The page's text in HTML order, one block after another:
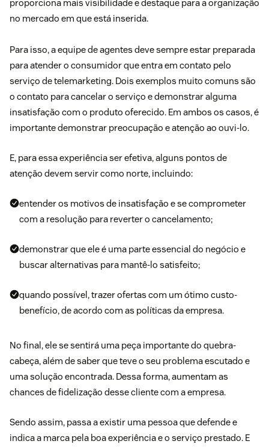
proporciona mais visibilidade e destaque para a organização
no mercado em que está inserida.
Para isso, a equipe de agentes deve sempre estar preparada
para atender o consumidor que entra em contato pelo
serviço de telemarketing. Dois exemplos muito comuns são
o contato para cancelar o serviço e demonstrar alguma
insatisfação com o produto oferecido. Em ambos os casos, é
importante demonstrar preocupação e atenção ao ouvi-lo.
E, para essa experiência ser efetiva, alguns pontos de
atenção devem servir como norte, incluindo:
entender os motivos de insatisfação e se comprometer
com a resolução para reverter o cancelamento;
demonstrar que ele é uma parte essencial do negócio e
buscar alternativas para mantê-lo satisfeito;
quando possível, trazer ofertas com um ótimo custo-
benefício, de acordo com as políticas da empresa.
No final, ele se sentirá uma peça importante do quebra-
cabeça, além de saber que teve o seu problema escutado e
uma solução encontrada. Dessa forma, aumentam as
chances de fidelização desse cliente com a empresa.
Sendo assim, passa a existir uma pessoa que defende e
indica a marca pela boa experiência e o serviço prestado. E